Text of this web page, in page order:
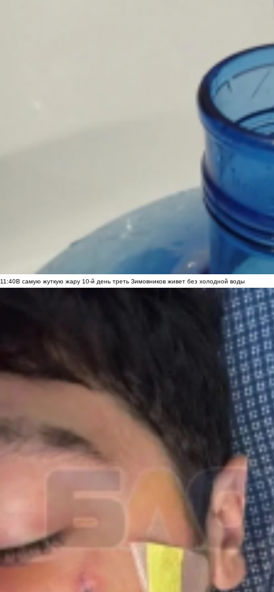
11:40В самую жуткую жару 10-й день треть Зимовников живет без холодной воды